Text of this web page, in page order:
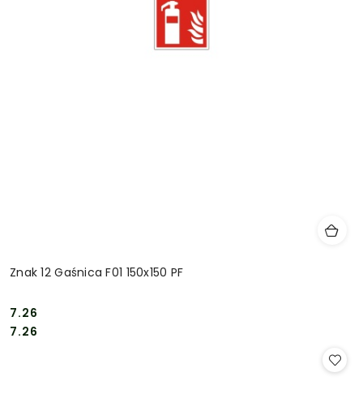
Znak 12 Gaśnica F01 150x150 PF
Cena:
7.26
Cena:
7.26